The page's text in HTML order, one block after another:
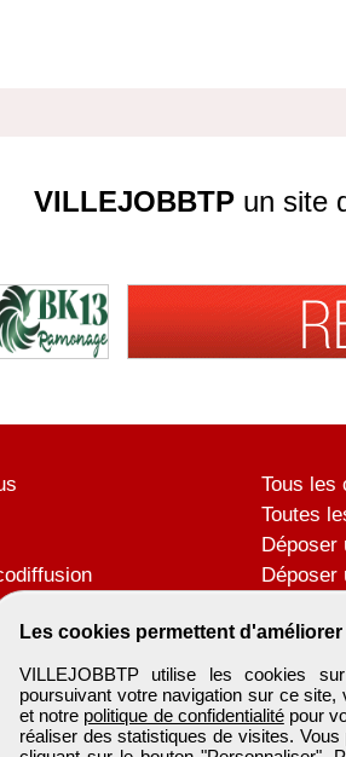
Les cookies permettent
VILLEJOBBTP utilise les cookies
poursuivant votre navigation sur ce
et notre politique de confidentialitépour
réaliser des statistiques de visites.
VILLEJOBBTPun site
Tous les
Toutes
Déposer
Déposer